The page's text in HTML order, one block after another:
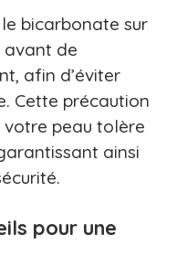
bicarbonate sur
avant de
afin d’éviter
Cette précaution
votre peau tolère
ainsi
pour une